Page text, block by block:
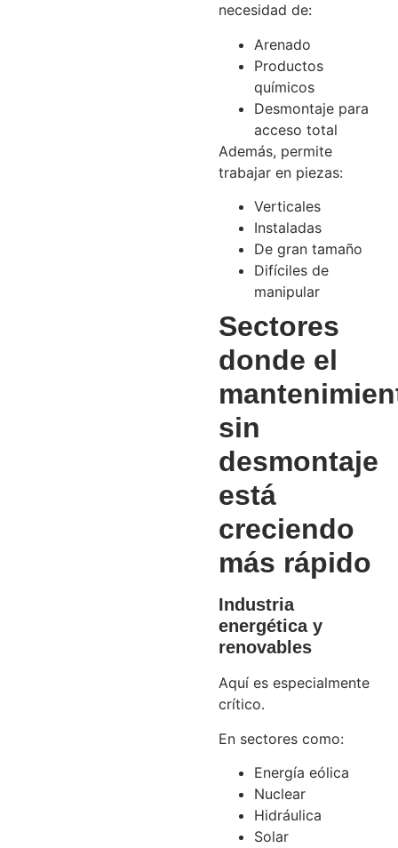
necesidad de:
Arenado
Productos
químicos
Desmontaje para
acceso total
Además, permite
trabajar en piezas:
Verticales
Instaladas
De gran tamaño
Difíciles de
manipular
Sectores
donde el
sin
desmontaje
está
creciendo
más rápido
Industria
energética y
renovables
Aquí es especialmente
crítico.
En sectores como:
Energía eólica
Nuclear
Hidráulica
Solar